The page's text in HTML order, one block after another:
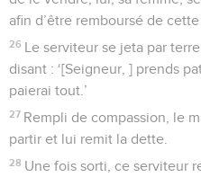
afin d’être remboursé de cette
26 Le serviteur se jeta par
disant : ‘[Seigneur, ] prends
paierai tout.’
27 Rempli de compassion, le
partir et lui remit la dette.
28 Une fois sorti, ce serviteur